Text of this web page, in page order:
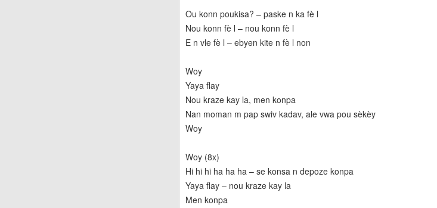
Ou konn poukisa? – paske n ka fè l
Nou konn fè l – nou konn fè l
E n vle fè l – ebyen kite n fè l non
Woy
Yaya flay
Nou kraze kay la, men konpa
Nan moman m pap swiv kadav, ale vwa pou sèkèy
Woy
Woy (8x)
Hi hi hi ha ha ha – se konsa n depoze konpa
Yaya flay – nou kraze kay la
Men konpa